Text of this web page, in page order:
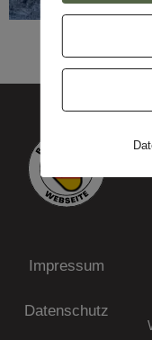
Impressum
Datenschutz